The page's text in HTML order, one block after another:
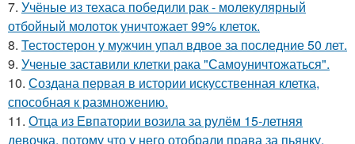
7. Учёные из техаса победили рак - молекулярный
отбойный молоток уничтожает 99% клеток.
8. Тестостерон у мужчин упал вдвое за последние 50 лет.
9. Ученые заставили клетки рака "Самоуничтожаться".
10. Создана первая в истории искусственная клетка,
способная к размножению.
11. Отца из Евпатории возила за рулём 15-летняя
девочка, потому что у него отобрали права за пьянку.